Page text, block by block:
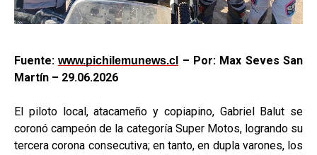
Fuente:www.pichilemunews.cl
– Por: Max Seves San
Martín – 29.06.2026
El piloto local, atacameño y copiapino, Gabriel Balut se
coronó campeón de la categoría Super Motos, logrando su
tercera corona consecutiva; en tanto, en dupla varones, los